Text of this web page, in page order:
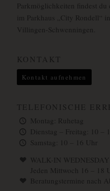
Parkmöglichkeiten findest
im Parkhaus „City Rondell“
Villingen-Schwenningen.
KONTAKT
Kontakt aufnehmen
TELEFONISCHE
Montag: Ruhetag
Dienstag – Freitag: 10 –
Samstag: 10 – 16 Uhr
WALK-IN
Jeden Mittwoch 16 – 18
Beratungstermine nach